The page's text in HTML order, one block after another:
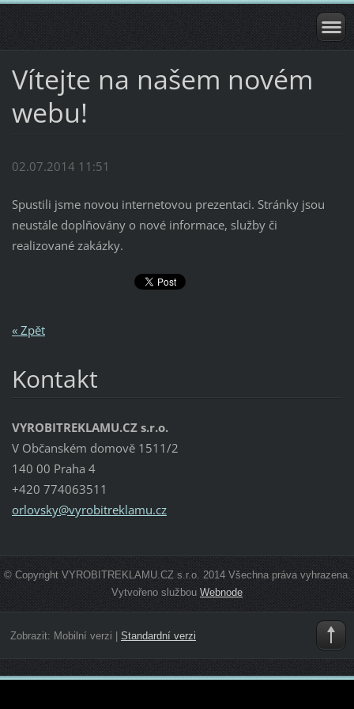
Vítejte na našem novém
webu!
02.07.2014 11:51
Spustili jsme novou internetovou prezentaci. Stránky jsou
neustále doplňovány o nové informace, služby či
realizované zakázky.
« Zpět
Kontakt
VYROBITREKLAMU.CZ s.r.o.
V Občanském domově 1511/2
140 00 Praha 4
+420 774063511
orlovsky@vyrobitreklamu.cz
© Copyright VYROBITREKLAMU.CZ s.r.o. 2014 Všechna práva vyhrazena.
Vytvořeno službouWebnode
Zobrazit: Mobilní verzi Standardní verzi